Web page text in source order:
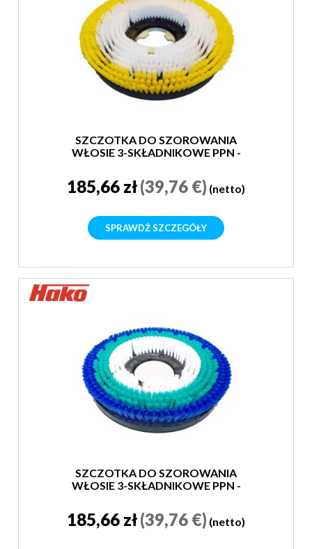
SZCZOTKA DO SZOROWANIA
WŁOSIE 3-SKŁADNIKOWE PPN -
185,66 zł(39,76 €) (netto)
SPRAWDŹ SZCZEGÓŁY
SZCZOTKA DO SZOROWANIA
WŁOSIE 3-SKŁADNIKOWE PPN -
185,66 zł(39,76 €) (netto)